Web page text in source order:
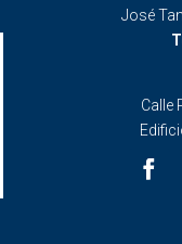
José
Calle